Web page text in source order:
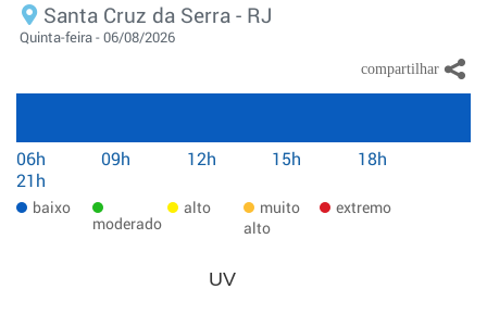
Santa Cruz da Serra - RJ
Quinta-feira - 06/08/2026
06h 09h 12h 15h
18h
21h
baixo
moderado
alto
muito
alto
extremo
UV